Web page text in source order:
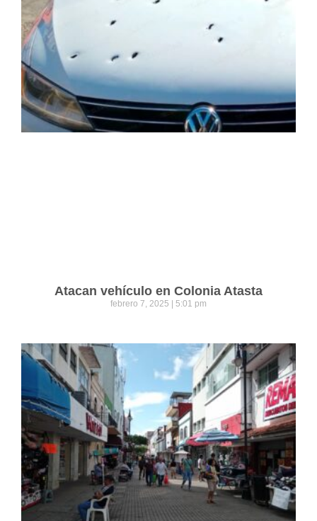
Atacan vehículo en Colonia Atasta
febrero 7, 2025 5:01 pm